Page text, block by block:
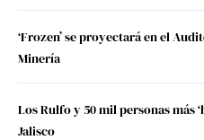
‘Frozen’ se proyectará en el
Minería
Los Rulfo y 50 mil personas más
Jalisco